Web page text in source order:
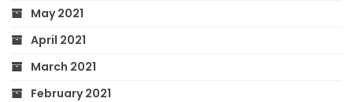
May 2021
April 2021
March 2021
February 2021